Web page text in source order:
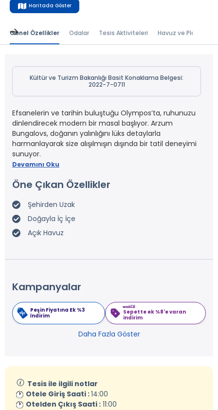
Haritada Göster
Genel Özellikler Odalar Tesis Aktiviteleri Havuz ve Plaj
Kültür ve Turizm Bakanlığı Basit Konaklama Belgesi:
2022-7-0711
Efsanelerin ve tarihin buluştuğu Olympos’ta, ruhunuzu
dinlendirecek modern bir masal başlıyor. Arzum
Bungalovs, doğanın yalınlığını lüks detaylarla
harmanlayarak size alışılmışın dışında bir tatil deneyimi
sunuyor.
Devamını Oku
Öne Çıkan Özellikler
Şehirden Uzak
Doğayla İç İçe
Açık Havuz
Kampanyalar
Peşin Fiyatına Ek %3
İndirim
Sepette ek %8'e varan
indirim
Daha Fazla Göster
Tesis ile ilgili notlar
Otele Giriş Saati :14:00
Otelden Çıkış Saati : 11:00